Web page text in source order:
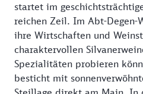
startet im
reichen Zeil. Im Abt-Degen-
ihre Wirtschaften und
charaktervollen
Spezialitäten probieren
besticht mit